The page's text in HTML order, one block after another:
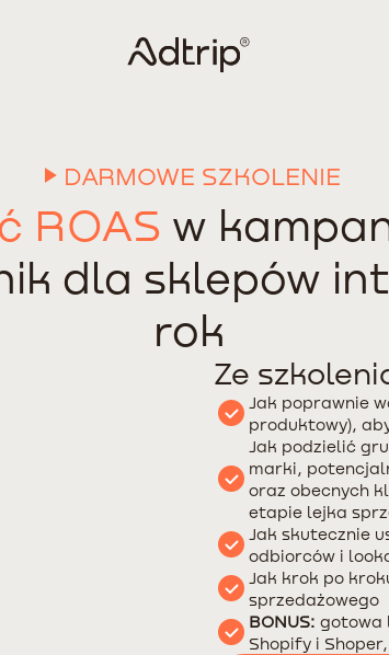
DARMOWE SZKOLENIE
ROAS w
dla sklepów
rok
Ze
Jak poprawnie
produktowy),
Jak podzielić
marki,
oraz obecnych
etapie lejka
Jak skutecznie
odbiorców i
Jak krok po
sprzedażowego
BONUS: gotowa
Shopify i